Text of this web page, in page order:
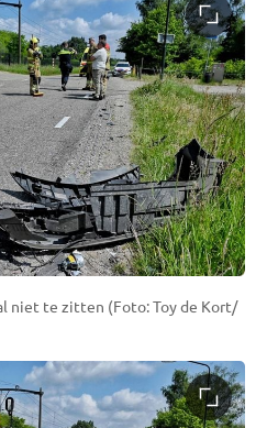
niet te zitten (Foto: Toy de Kort/